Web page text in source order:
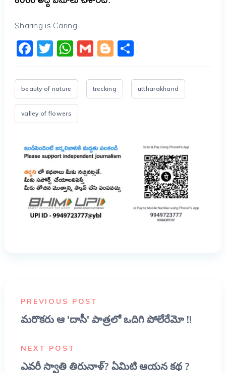
Sharing is Caring...
Facebook
Twitter
WhatsApp
GmailBlogger
Share
beauty of nature trecking uttharakhand
valley of flowers
PREVIOUS POST
మరొకరు ఆ 'దాసీ' పాత్రలో ఒదిగి పోలేరేమో !!
NEXT POST
ఎవరీ స్వాతి తిరునాళ్? ఏమిటి ఆయన కథ ?